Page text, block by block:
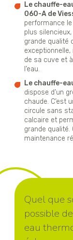
Le chauffe-
060-A de
performance
plus
grande qualité
de sa cuve et
l’eau.
Le chauffe-
dispose d’un
chaude. C’est
circule sans
calcaire et
grande qualité.
maintenance
Quel que
possible
eau